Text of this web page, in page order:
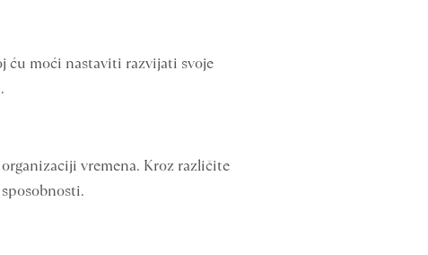
ću moći nastaviti razvijati svoje
vremena. Kroz različite